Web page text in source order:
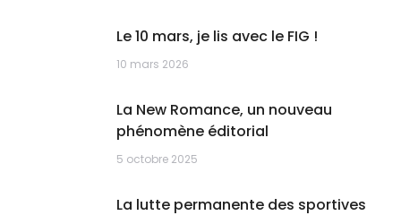
Le 10 mars, je lis avec le FIG !
10 mars 2026
La New Romance, un nouveau
phénomène éditorial
5 octobre 2025
La lutte permanente des sportives